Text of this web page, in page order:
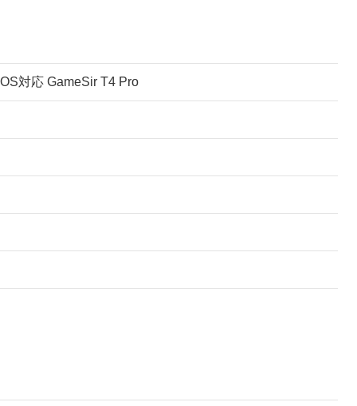
対応 GameSir T4 Pro